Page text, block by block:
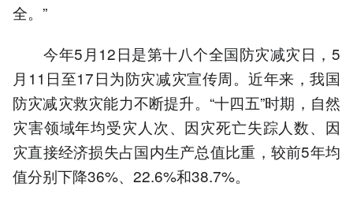
全。”
今年5月12日是第十八个全国防灾减灾日，5
月11日至17日为防灾减灾宣传周。近年来，我国
防灾减灾救灾能力不断提升。“十四五”时期，自然
灾害领域年均受灾人次、因灾死亡失踪人数、因
灾直接经济损失占国内生产总值比重，较前5年均
值分别下降36%、22.6%和38.7%。